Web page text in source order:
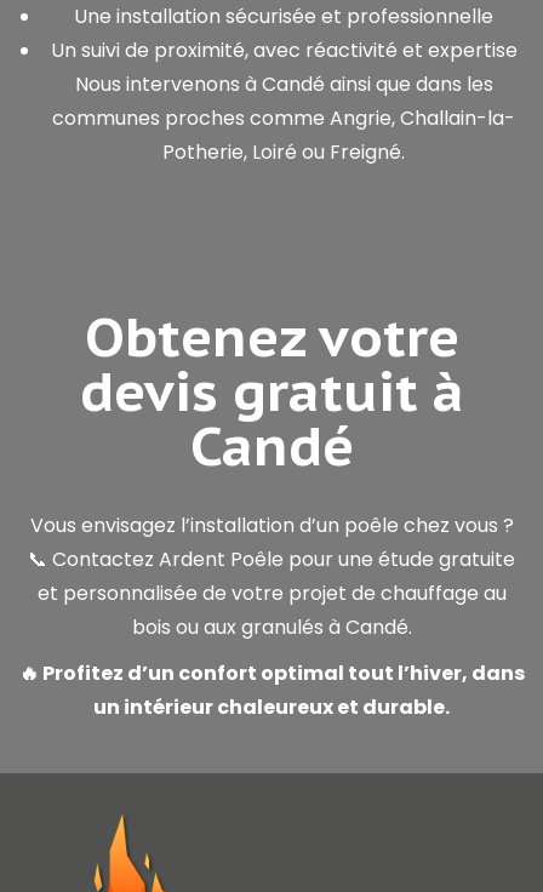
Une installation sécurisée et professionnelle
Un suivi de proximité, avec réactivité et expertise
Nous intervenons à Candé ainsi que dans les
communes proches comme Angrie, Challain-la-
Potherie, Loiré ou Freigné.
Obtenez votre
devis gratuit à
Candé
Vous envisagez l’installation d’un poêle chez vous ?
📞 Contactez Ardent Poêle pour une étude gratuite
et personnalisée de votre projet de chauffage au
bois ou aux granulés à Candé.
🔥 Profitez d’un confort optimal tout l’hiver, dans
un intérieur chaleureux et durable.